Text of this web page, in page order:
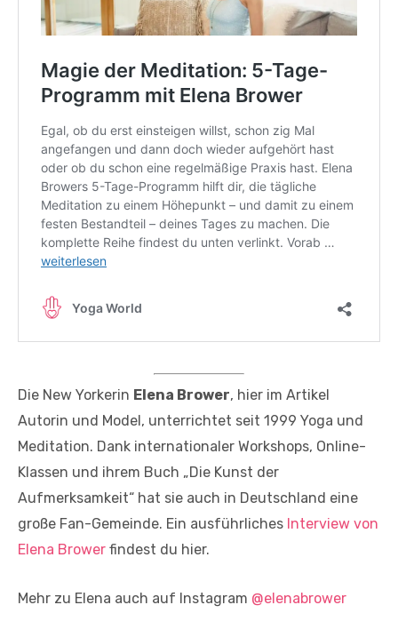
Die New Yorkerin Elena Brower, hier im Artikel
Autorin und Model, unterrichtet seit 1999 Yoga und
Meditation. Dank internationaler Workshops, Online-
Klassen und ihrem Buch „Die Kunst der
Aufmerksamkeit“ hat sie auch in Deutschland eine
große Fan-Gemeinde. Ein ausführliches Interview von
Elena Brower findest du hier.
Mehr zu Elena auch auf Instagram @elenabrower